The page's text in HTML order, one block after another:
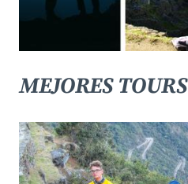
MEJORES TOURS